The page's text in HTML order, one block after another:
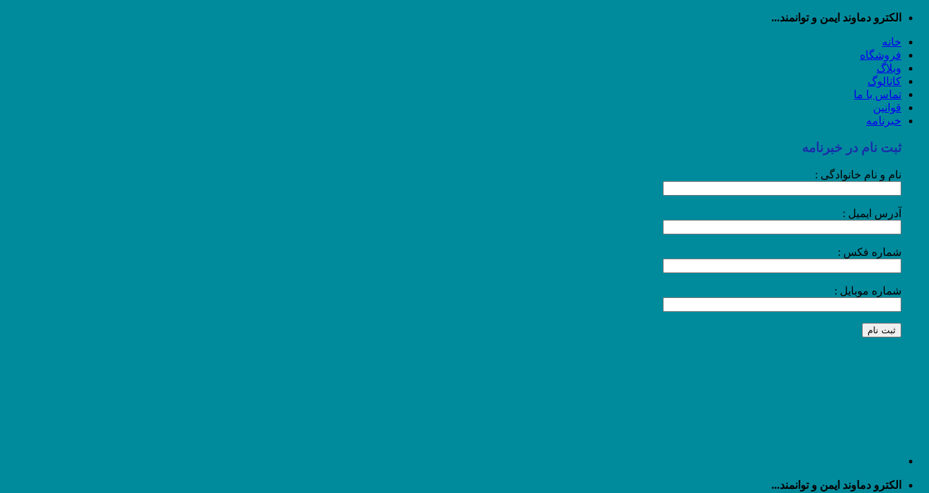
پرش
محتوا
الکترو دماوند ایمن و توانمند...
خانه
فروشگاه
وبلاگ
کاتالوگ
تماس با ما
قوانین
خبرنامه
ثبت نام در خبرنامه
نام و نام خانوادگی :
آدرس ایمیل :
شماره فکس :
شماره موبایل :
الکترو دماوند ایمن و توانمند...